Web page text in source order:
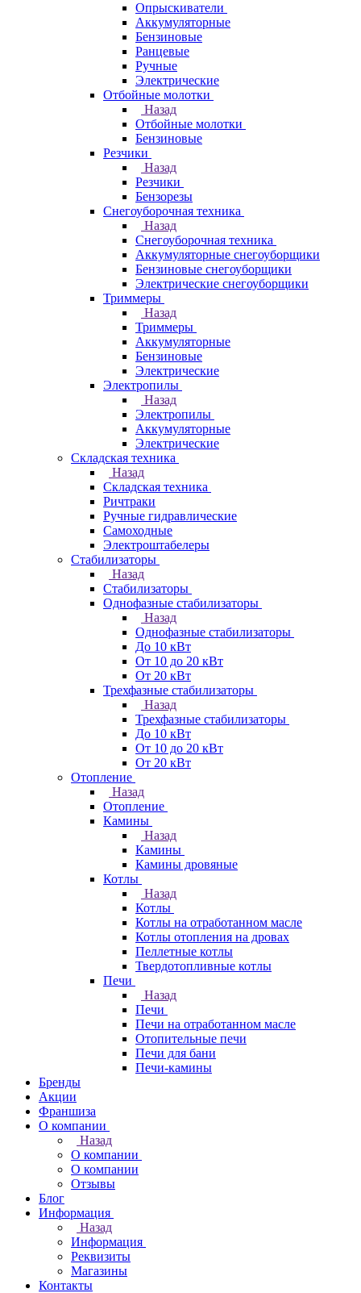
Опрыскиватели
Аккумуляторные
Бензиновые
Ранцевые
Ручные
Электрические
Отбойные молотки
Назад
Отбойные молотки
Бензиновые
Резчики
Назад
Резчики
Бензорезы
Снегоуборочная техника
Назад
Снегоуборочная техника
Аккумуляторные снегоуборщики
Бензиновые снегоуборщики
Электрические снегоуборщики
Триммеры
Назад
Триммеры
Аккумуляторные
Бензиновые
Электрические
Электропилы
Назад
Электропилы
Аккумуляторные
Электрические
Складская техника
Назад
Складская техника
Ричтраки
Ручные гидравлические
Самоходные
Электроштабелеры
Стабилизаторы
Назад
Стабилизаторы
Однофазные стабилизаторы
Назад
Однофазные стабилизаторы
До 10 кВт
От 10 до 20 кВт
От 20 кВт
Трехфазные стабилизаторы
Назад
Трехфазные стабилизаторы
До 10 кВт
От 10 до 20 кВт
От 20 кВт
Отопление
Назад
Отопление
Камины
Назад
Камины
Камины дровяные
Котлы
Назад
Котлы
Котлы на отработанном масле
Котлы отопления на дровах
Пеллетные котлы
Твердотопливные котлы
Печи
Назад
Печи
Печи на отработанном масле
Отопительные печи
Печи для бани
Печи-камины
Бренды
Акции
Франшиза
О компании
Назад
О компании
О компании
Отзывы
Блог
Информация
Назад
Информация
Реквизиты
Магазины
Контакты